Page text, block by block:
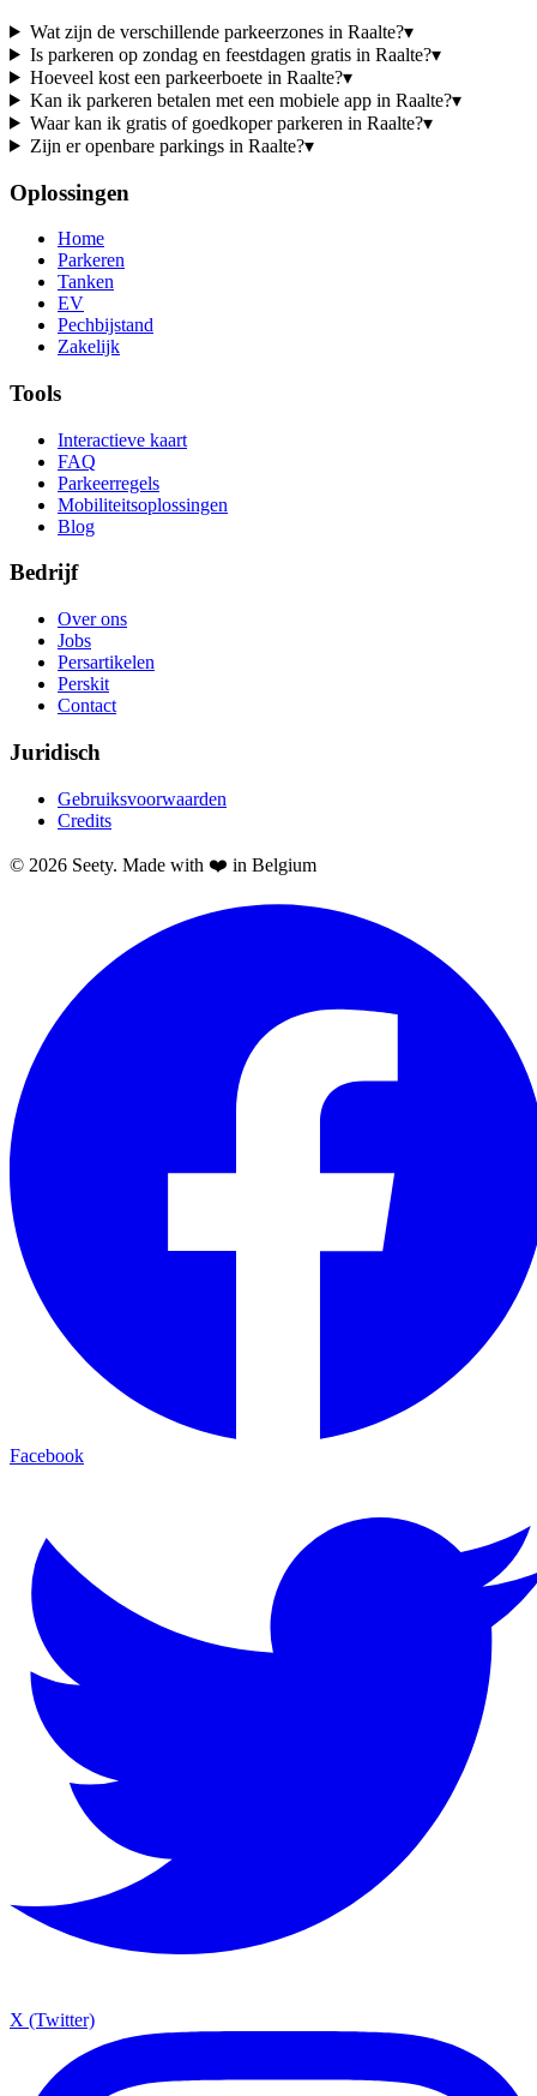
Wat zijn de verschillende parkeerzones in Raalte?▾
Is parkeren op zondag en feestdagen gratis in Raalte?▾
Hoeveel kost een parkeerboete in Raalte?▾
Kan ik parkeren betalen met een mobiele app in Raalte?▾
Waar kan ik gratis of goedkoper parkeren in Raalte?▾
Zijn er openbare parkings in Raalte?▾
Oplossingen
Home
Parkeren
Tanken
EV
Pechbijstand
Zakelijk
Tools
Interactieve kaart
FAQ
Parkeerregels
Mobiliteitsoplossingen
Blog
Bedrijf
Over ons
Jobs
Persartikelen
Perskit
Contact
Juridisch
Gebruiksvoorwaarden
Credits
© 2026 Seety. Made with ❤️ in Belgium
Facebook
X (Twitter)